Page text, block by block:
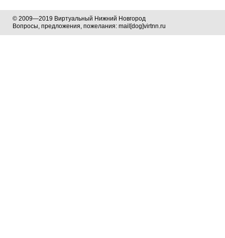
© 2009—2019 Виртуальный Нижний Новгород
Вопросы, предложения, пожелания: mail[dog]virtnn.ru